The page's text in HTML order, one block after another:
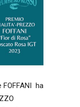
FOFFANI ha